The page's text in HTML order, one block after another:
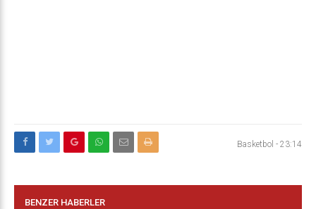
Basketbol - 23:14
BENZER HABERLER